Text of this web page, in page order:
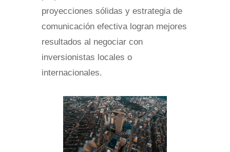
proyecciones sólidas y estrategia de
comunicación efectiva logran mejores
resultados al negociar con
inversionistas locales o
internacionales.